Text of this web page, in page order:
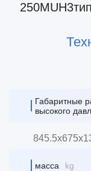
Габаритные
высокого
масса kg